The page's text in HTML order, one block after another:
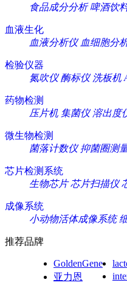
食品成分分析 啤酒饮
血液生化
血液分析仪 血细胞分
检验仪器
氮吹仪 酶标仪 洗板机
药物检测
压片机 集菌仪 溶出度
微生物检测
菌落计数仪 抑菌圈测
芯片检测系统
生物芯片 芯片扫描仪
成像系统
小动物活体成像系统
推荐品牌
GoldenGene
亚力恩